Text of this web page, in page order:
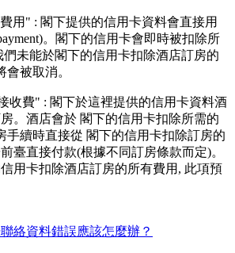
用" : 閣下提供的信用卡資料會直接用
。閣下的信用卡會即時被扣除所
未能於閣下的信用卡扣除酒店訂房的
被取消。
收費" : 閣下於這裡提供的信用卡資料酒
。酒店會於 閣下的信用卡扣除所需的
手續時直接從 閣下的信用卡扣除訂房的
臺直接付款(根據不同訂房條款而定)。
用卡扣除酒店訂房的所有費用, 此項預
絡資料錯誤應該怎麼辦？